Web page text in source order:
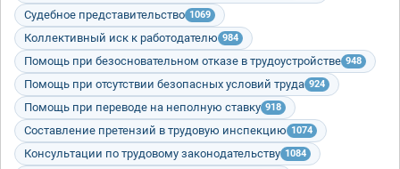
Судебное представительство 1069
Коллективный иск к работодателю 984
Помощь при безосновательном отказе в трудоустройстве 948
Помощь при отсутствии безопасных условий труда 924
Помощь при переводе на неполную ставку 918
Составление претензий в трудовую инспекцию 1074
Консультации по трудовому законодательству 1084